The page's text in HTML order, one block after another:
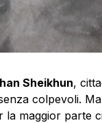
Sheikhun,
colpevoli.
la maggior parte